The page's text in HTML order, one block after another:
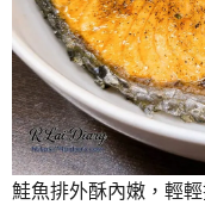
鮭魚排外酥內嫩，輕